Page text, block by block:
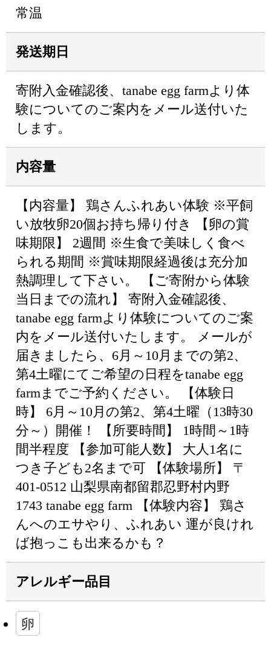
常温
発送期日
寄附入金確認後、tanabe egg farmより体
験についてのご案内をメール送付いた
します。
内容量
【内容量】 鶏さんふれあい体験 ※平飼
い放牧卵20個お持ち帰り付き 【卵の賞
味期限】 2週間 ※生食で美味しく食べ
られる期間 ※賞味期限経過後は充分加
熱調理して下さい。 【ご寄附から体験
当日までの流れ】 寄附入金確認後、
tanabe egg farmより体験についてのご案
内をメール送付いたします。 メールが
届きましたら、6月～10月までの第2、
第4土曜にてご希望の日程をtanabe egg
farmまでご予約ください。 【体験日
時】 6月～10月の第2、第4土曜（13時30
分～）開催！ 【所要時間】 1時間～1時
間半程度 【参加可能人数】 大人1名に
つき子ども2名まで可 【体験場所】 〒
401-0512 山梨県南都留郡忍野村内野
1743 tanabe egg farm 【体験内容】 鶏さ
んへのエサやり、ふれあい 運が良けれ
ば抱っこも出来るかも？
アレルギー品目
卵